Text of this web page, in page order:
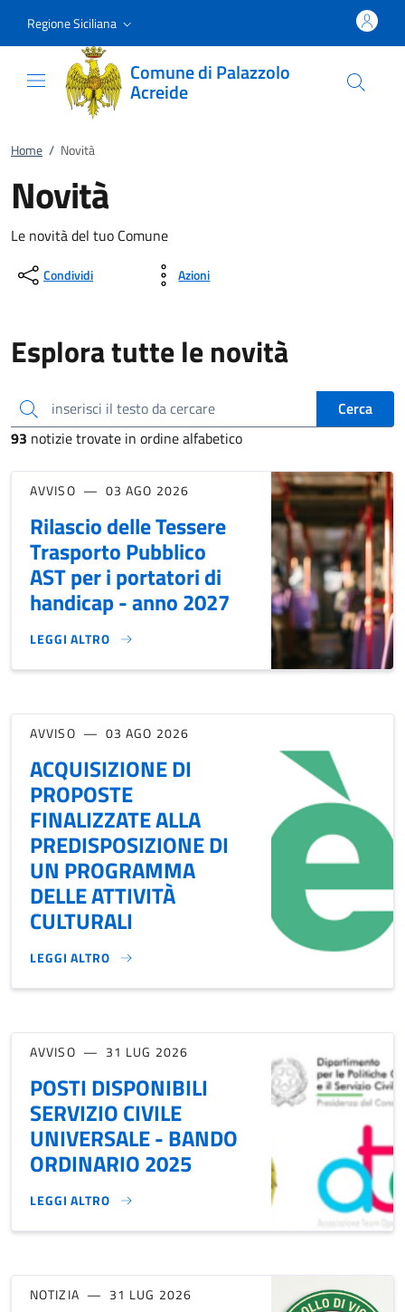
Regione Siciliana
Comune di Palazzolo
Acreide
Home / Novità
Novità
Le novità del tuo Comune
Condividi Azioni
Esplora tutte le novità
inserisci il testo da cercare
Cerca
93 notizie trovate in ordine alfabetico
AVVISO 03 AGO 2026
Rilascio delle Tessere
Trasporto Pubblico
AST per i portatori di
handicap - anno 2027
LEGGI ALTRO
RILASCIO DELLE TESSERE TRASPORTO PUBBLICO AST
AVVISO 03 AGO 2026
ACQUISIZIONE DI
PROPOSTE
FINALIZZATE ALLA
PREDISPOSIZIONE DI
UN PROGRAMMA
DELLE ATTIVITÀ
CULTURALI
LEGGI ALTRO
ACQUISIZIONE DI PROPOSTE FINALIZZATE ALLA
AVVISO 31 LUG 2026
POSTI DISPONIBILI
SERVIZIO CIVILE
UNIVERSALE - BANDO
ORDINARIO 2025
LEGGI ALTRO
POSTI DISPONIBILI SERVIZIO CIVILE UNIVERSALE - BANDO
NOTIZIA 31 LUG 2026